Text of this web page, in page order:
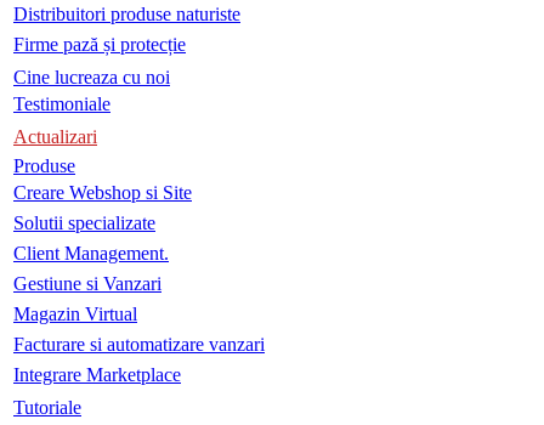
Distribuitori produse naturiste
Firme pază și protecție
Cine lucreaza cu noi
Testimoniale
Actualizari
Produse
Creare Webshop si Site
Solutii specializate
Client Management.
Gestiune si Vanzari
Magazin Virtual
Facturare si automatizare vanzari
Integrare Marketplace
Tutoriale